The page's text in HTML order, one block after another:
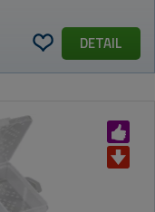
DETAIL